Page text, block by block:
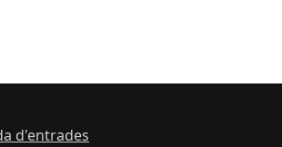
d'entrades